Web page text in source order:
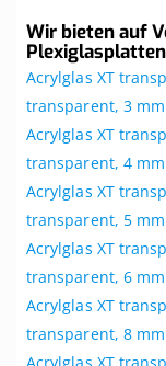
Wir bieten auf
Acrylglas XT
transparent, 3 mm
Acrylglas XT
transparent, 4 mm
Acrylglas XT
transparent, 5 mm
Acrylglas XT
transparent, 6 mm
Acrylglas XT
transparent, 8 mm
Acrylglas XT